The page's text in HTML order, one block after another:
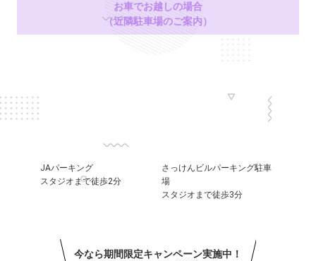
お車でお越しの場合
（近隣駐車場のご案内）
JAパーキング
スタジオまで徒歩2分
さっけんビルパーキング駐車
場
スタジオまで徒歩3分
今なら期間限定キャンペーン実施中！